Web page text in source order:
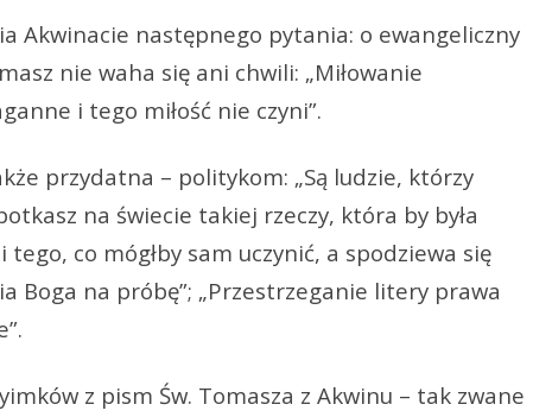
Akwinacie następnego pytania: o ewangeliczny
nie waha się ani chwili: „Miłowanie
i tego miłość nie czyni”.
przydatna – politykom: „Są ludzie, którzy
na świecie takiej rzeczy, która by była
tego, co mógłby sam uczynić, a spodziewa się
Boga na próbę”; „Przestrzeganie litery prawa
z pism Św. Tomasza z Akwinu – tak zwane